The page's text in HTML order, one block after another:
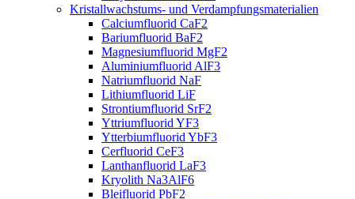
Kristallwachstums- und Verdampfungsmaterialien
Calciumfluorid CaF2
Bariumfluorid BaF2
Magnesiumfluorid MgF2
Aluminiumfluorid AlF3
Natriumfluorid NaF
Lithiumfluorid LiF
Strontiumfluorid SrF2
Yttriumfluorid YF3
Ytterbiumfluorid YbF3
Cerfluorid CeF3
Lanthanfluorid LaF3
Kryolith Na3AlF6
Bleifluorid PbF2